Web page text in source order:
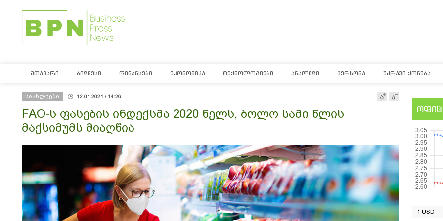
ᲛᲗᲐᲕᲐᲠᲘ ᲑᲘᲖᲜᲔᲡᲘ ᲤᲘᲜᲐᲜᲡᲔᲑᲘ ᲔᲙᲝᲜᲝᲛᲘᲙᲐ ᲢᲔᲥᲜᲝᲚᲝᲒᲘᲔᲑᲘ ᲐᲜᲐᲚᲘᲖᲘ ᲞᲔᲠᲡᲝᲜᲐ ᲣᲫᲠᲐᲕᲘ ᲥᲝᲜᲔᲑᲐ
სიახლეები 12.01.2021 / 14:26
FAO-ს ფასების ინდექსმა 2020 წელს, ბოლო სამი წლის
მაქსიმუმს მიაღწია
1 USD